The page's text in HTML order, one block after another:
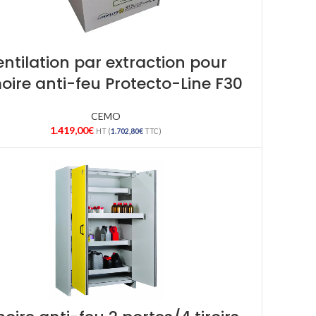
par extraction pour
anti-feu Protecto-Line F30
CEMO
1.419,00€ HT (1.702,80€TTC)